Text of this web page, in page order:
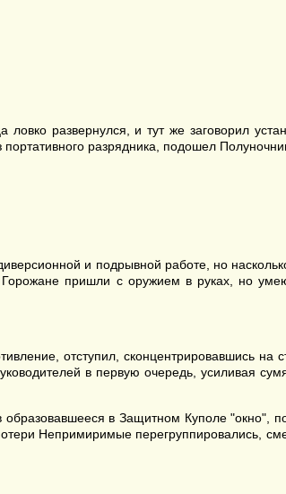
развернулся, и тут же заговорил
разрядника, подошел
и подрывной работе, но
пришли с оружием в руках, но
отступил, сконцентрировавшись на
в первую очередь, усиливая
в Защитном Куполе "окно",
Непримиримые перегруппировались,